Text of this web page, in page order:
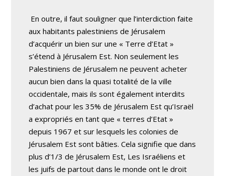
En outre, il faut souligner que l’interdiction faite
aux habitants palestiniens de Jérusalem
d’acquérir un bien sur une « Terre d’Etat »
s’étend à Jérusalem Est. Non seulement les
Palestiniens de Jérusalem ne peuvent acheter
aucun bien dans la quasi totalité de la ville
occidentale, mais ils sont également interdits
d’achat pour les 35% de Jérusalem Est qu’Israël
a expropriés en tant que « terres d’Etat »
depuis 1967 et sur lesquels les colonies de
Jérusalem Est sont bâties. Cela signifie que dans
plus d’1/3 de Jérusalem Est, Les Israéliens et
les juifs de partout dans le monde ont le droit